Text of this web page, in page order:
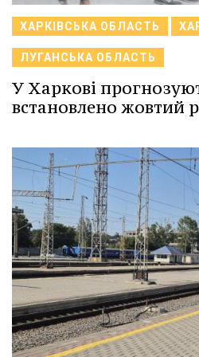
ХАРКІВСЬКА ОБЛАСТЬ
ЛУГАНСЬКА ОБЛАСТЬ
У Харкові
встановлено жовтий